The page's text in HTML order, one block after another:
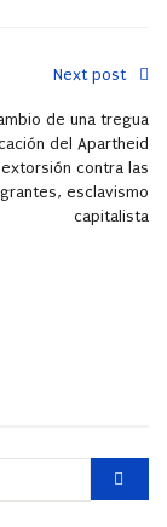
Next post
de una tregua
del Apartheid
contra las
esclavismo
capitalista